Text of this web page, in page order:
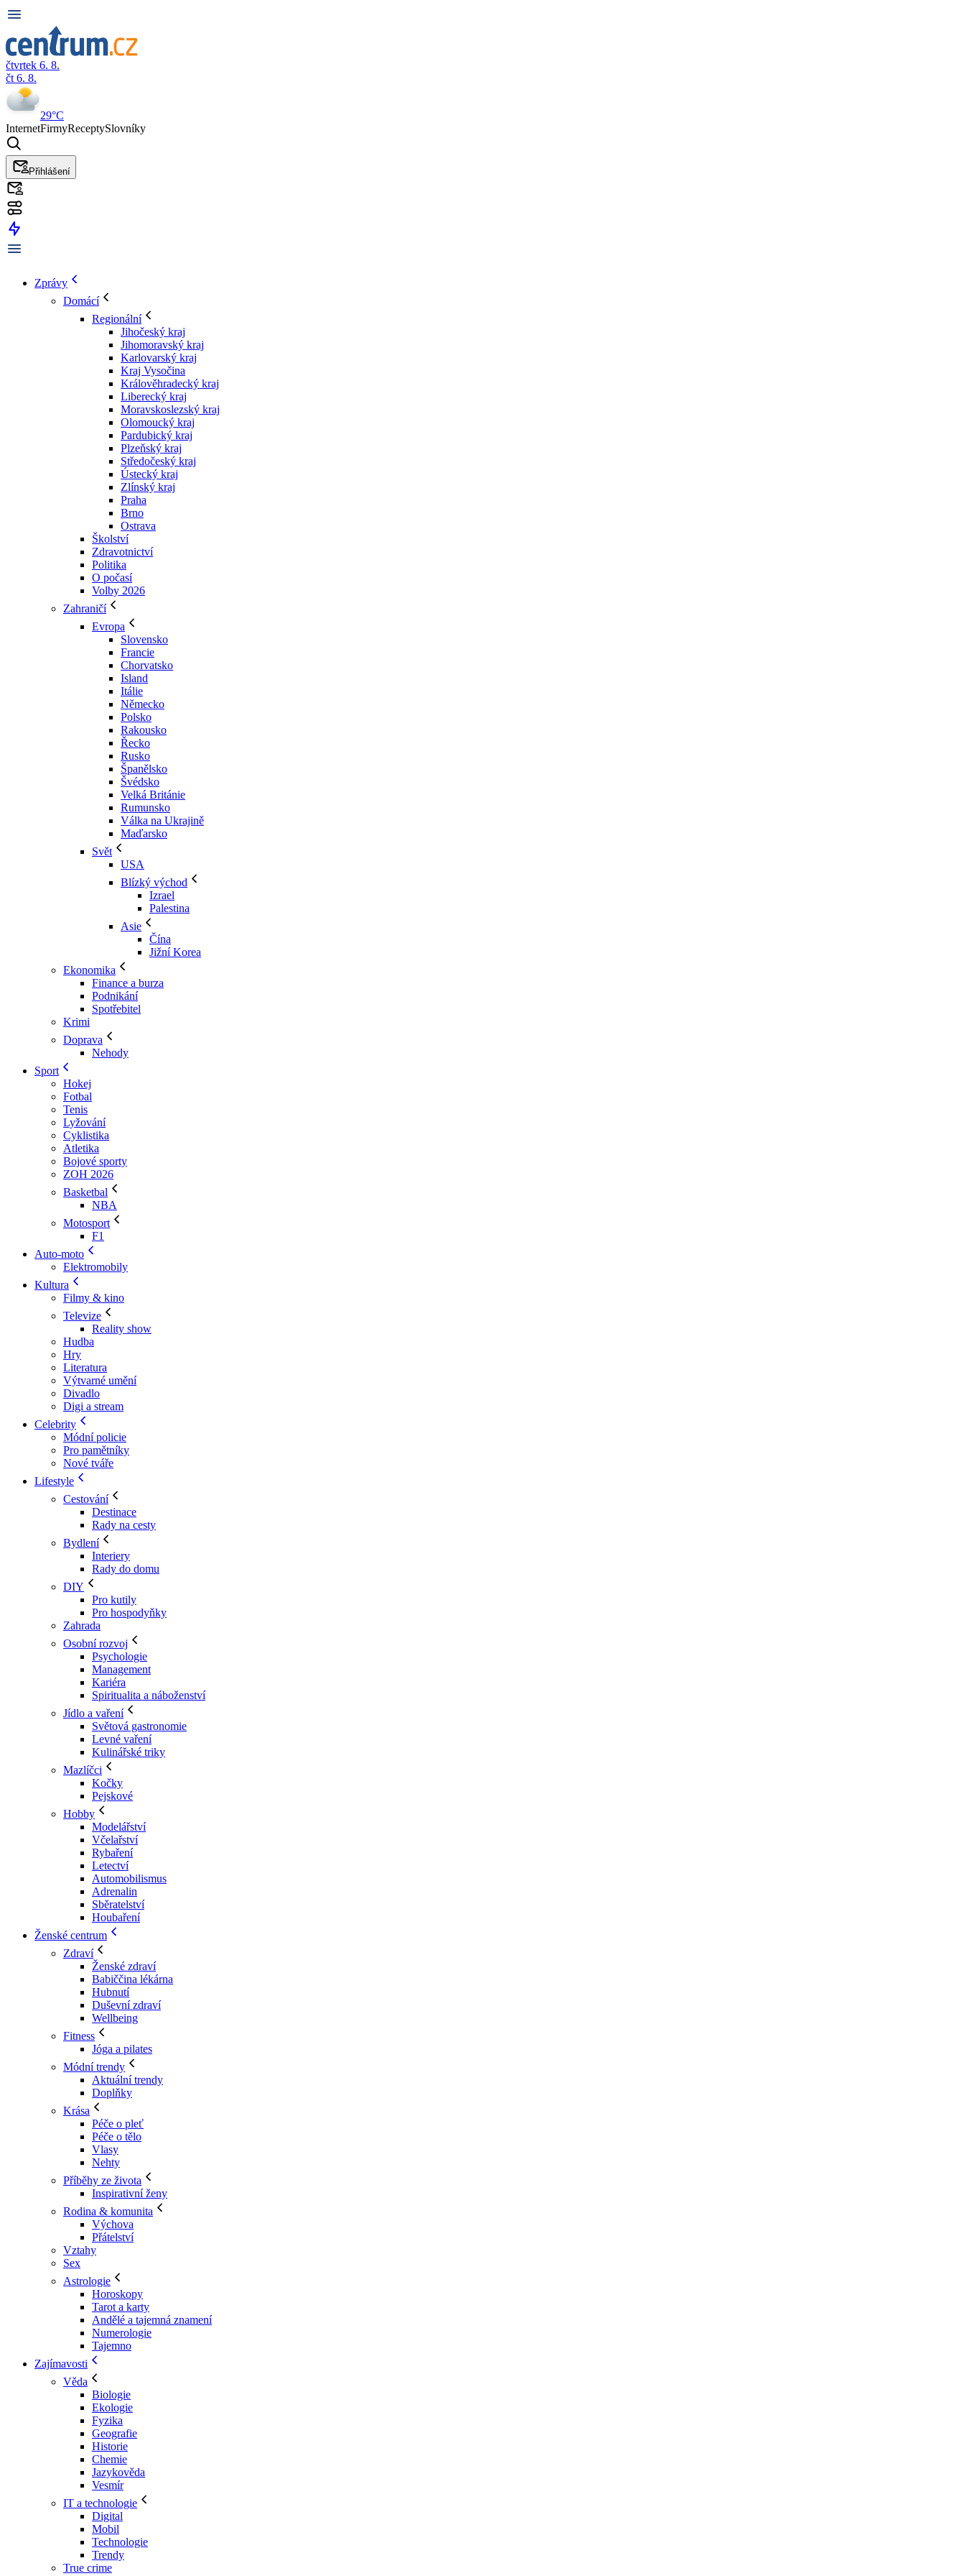
čtvrtek 6. 8.
čt 6. 8.
29°C
InternetFirmyReceptySlovníky
Přihlášení
Zprávy
Domácí
Regionální
Jihočeský kraj
Jihomoravský kraj
Karlovarský kraj
Kraj Vysočina
Králověhradecký kraj
Liberecký kraj
Moravskoslezský kraj
Olomoucký kraj
Pardubický kraj
Plzeňský kraj
Středočeský kraj
Ústecký kraj
Zlínský kraj
Praha
Brno
Ostrava
Školství
Zdravotnictví
Politika
O počasí
Volby 2026
Zahraničí
Evropa
Slovensko
Francie
Chorvatsko
Island
Itálie
Německo
Polsko
Rakousko
Řecko
Rusko
Španělsko
Švédsko
Velká Británie
Rumunsko
Válka na Ukrajině
Maďarsko
Svět
USA
Blízký východ
Izrael
Palestina
Asie
Čína
Jižní Korea
Ekonomika
Finance a burza
Podnikání
Spotřebitel
Krimi
Doprava
Nehody
Sport
Hokej
Fotbal
Tenis
Lyžování
Cyklistika
Atletika
Bojové sporty
ZOH 2026
Basketbal
NBA
Motosport
F1
Auto-moto
Elektromobily
Kultura
Filmy & kino
Televize
Reality show
Hudba
Hry
Literatura
Výtvarné umění
Divadlo
Digi a stream
Celebrity
Módní policie
Pro pamětníky
Nové tváře
Lifestyle
Cestování
Destinace
Rady na cesty
Bydlení
Interiery
Rady do domu
DIY
Pro kutily
Pro hospodyňky
Zahrada
Osobní rozvoj
Psychologie
Management
Kariéra
Spiritualita a náboženství
Jídlo a vaření
Světová gastronomie
Levné vaření
Kulinářské triky
Mazlíčci
Kočky
Pejskové
Hobby
Modelářství
Včelařství
Rybaření
Letectví
Automobilismus
Adrenalin
Sběratelství
Houbaření
Ženské centrum
Zdraví
Ženské zdraví
Babiččina lékárna
Hubnutí
Duševní zdraví
Wellbeing
Fitness
Jóga a pilates
Módní trendy
Aktuální trendy
Doplňky
Krása
Péče o pleť
Péče o tělo
Vlasy
Nehty
Příběhy ze života
Inspirativní ženy
Rodina & komunita
Výchova
Přátelství
Vztahy
Sex
Astrologie
Horoskopy
Tarot a karty
Andělé a tajemná znamení
Numerologie
Tajemno
Zajímavosti
Věda
Biologie
Ekologie
Fyzika
Geografie
Historie
Chemie
Jazykověda
Vesmír
IT a technologie
Digital
Mobil
Technologie
Trendy
True crime